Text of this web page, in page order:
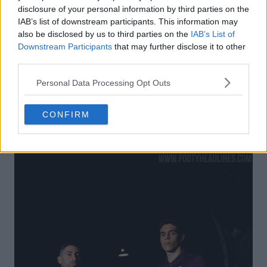
disclosure of your personal information by third parties on the
IAB’s list of downstream participants. This information may
also be disclosed by us to third parties on the IAB’s List of
Downstream Participants that may further disclose it to other
Personal Data Processing Opt Outs
CONFIRM